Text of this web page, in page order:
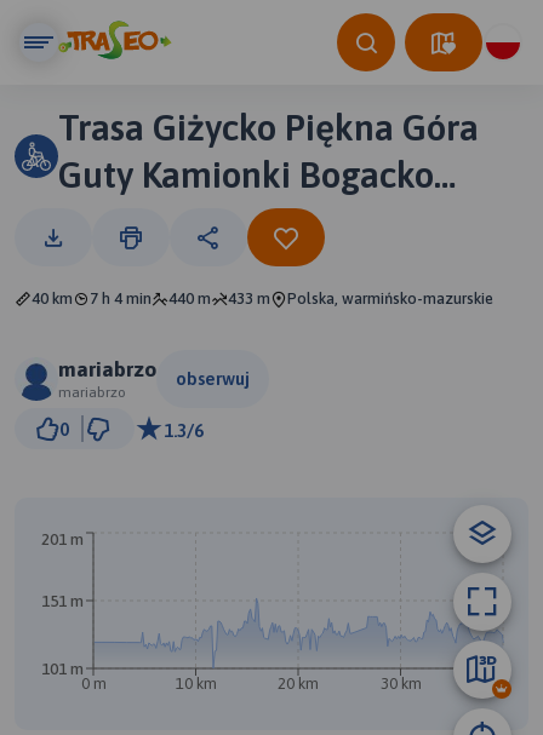
Trasa Giżycko Piękna Góra
Guty Kamionki Bogacko
Wrony Wilkasy17_06_2022
40 km 7 h 4 min 440 m 433 m Polska, warmińsko-mazurskie
mariabrzo
mariabrzo
obserwuj
0 1.3/6
0 m 10 km 20 km 30 km 40 km
101 m
151 m
201 m